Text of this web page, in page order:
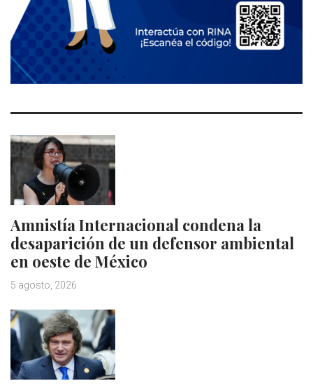
Amnistía Internacional condena la
desaparición de un defensor ambiental
en oeste de México
5 agosto, 2026